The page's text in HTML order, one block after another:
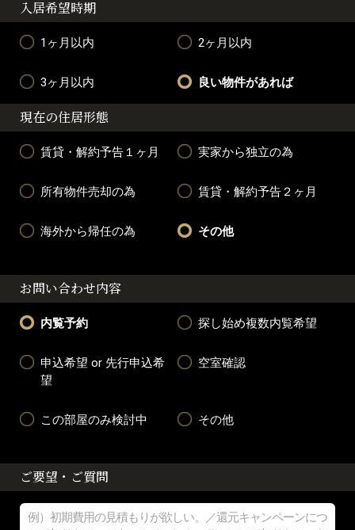
入居希望時期
1ヶ月以内 2ヶ月以内
3ヶ月以内 良い物件があれば
現在の住居形態
賃貸・解約予告１ヶ月 実家から独立の為
所有物件売却の為 賃貸・解約予告２ヶ月
海外から帰任の為 その他
お問い合わせ内容
内覧予約 探し始め複数内覧希望
申込希望 or 先行申込希
望
空室確認
この部屋のみ検討中 その他
ご要望・ご質問